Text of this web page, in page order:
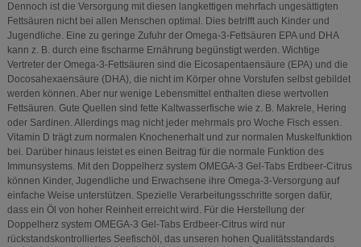
Dennoch ist die Versorgung mit diesen langkettigen mehrfach ungesättigten
Fettsäuren nicht bei allen Menschen optimal. Dies betrifft auch Kinder und
Jugendliche. Eine zu geringe Zufuhr der Omega-3-Fettsäuren EPA und DHA
kann z. B. durch eine fischarme Ernährung begünstigt werden. Wichtige
Vertreter der Omega-3-Fettsäuren sind die Eicosapentaensäure (EPA) und die
Docosahexaensäure (DHA), die nicht im Körper ohne Vorstufen selbst gebildet
werden können. Aber nur wenige Lebensmittel enthalten diese wertvollen
Fettsäuren. Gute Quellen sind fette Kaltwasserfische wie z. B. Makrele, Hering
oder Sardinen. Allerdings mag nicht jeder mehrmals pro Woche Fisch essen.
Vitamin D trägt zum normalen Knochenerhalt und zur normalen Muskelfunktion
bei. Darüber hinaus leistet es einen Beitrag für die normale Funktion des
Immunsystems. Mit den Doppelherz system OMEGA-3 Gel-Tabs Erdbeer-Citrus
können Kinder, Jugendliche und Erwachsene ihre Omega-3-Versorgung auf
einfache Weise unterstützen. Spezielle Verarbeitungsschritte sorgen dafür,
dass ein Öl von hoher Reinheit erreicht wird. Für die Herstellung der
Doppelherz system OMEGA-3 Gel-Tabs Erdbeer-Citrus wird nur
rückstandskontrolliertes Seefischöl, das unseren hohen Qualitätsstandards